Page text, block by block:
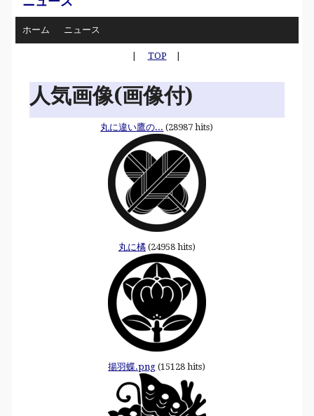
ホーム ニュース
TOP
人気画像(画像付)
丸に違い鷹の... (28987 hits)
丸に橘(24958 hits)
揚羽蝶.png (15128 hits)